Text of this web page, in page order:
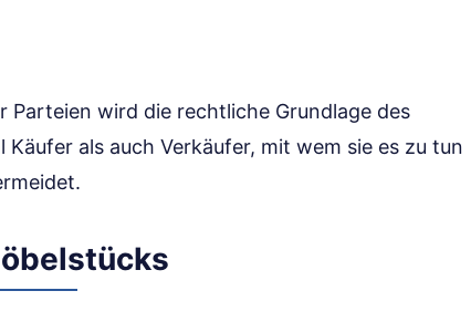
Parteien wird die rechtliche Grundlage des
als auch Verkäufer, mit wem sie es zu tun